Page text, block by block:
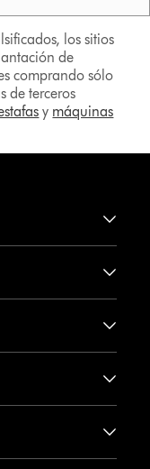
los sitios
de
comprando sólo
de terceros
y máquinas